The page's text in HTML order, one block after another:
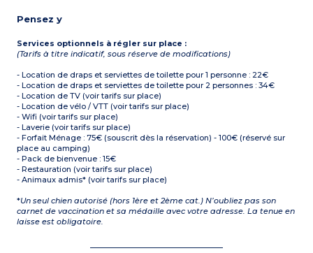
Pensez y
Services optionnels à régler sur place :
(Tarifs à titre indicatif, sous réserve de modifications)
- Location de draps et serviettes de toilette pour 1 personne : 22€
- Location de draps et serviettes de toilette pour 2 personnes : 34€
- Location de TV (voir tarifs sur place)
- Location de vélo / VTT (voir tarifs sur place)
- Wifi (voir tarifs sur place)
- Laverie (voir tarifs sur place)
- Forfait Ménage : 75€ (souscrit dès la réservation) - 100€ (réservé sur
place au camping)
- Pack de bienvenue : 15€
- Restauration (voir tarifs sur place)
- Animaux admis* (voir tarifs sur place)
*Un seul chien autorisé (hors 1ère et 2ème cat.) N’oubliez pas son
carnet de vaccination et sa médaille avec votre adresse. La tenue en
laisse est obligatoire.